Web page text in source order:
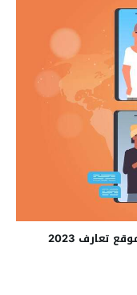
تعارف 2023